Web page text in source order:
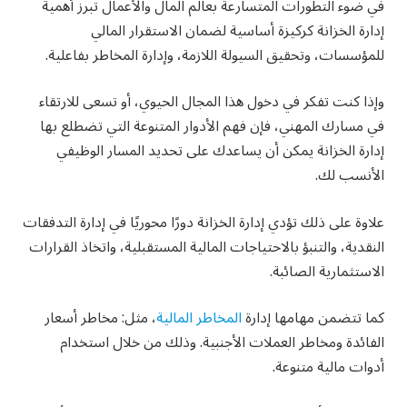
إدارة الخزانة كركيزة أساسية لضمان الاستقرار المالي
للمؤسسات، وتحقيق السيولة اللازمة، وإدارة المخاطر بفاعلية.
وإذا كنت تفكر في دخول هذا المجال الحيوي، أو تسعى للارتقاء
في مسارك المهني، فإن فهم الأدوار المتنوعة التي تضطلع بها
إدارة الخزانة يمكن أن يساعدك على تحديد المسار الوظيفي
الأنسب لك.
علاوة على ذلك تؤدي إدارة الخزانة دورًا محوريًا في إدارة التدفقات
النقدية، والتنبؤ بالاحتياجات المالية المستقبلية، واتخاذ القرارات
الاستثمارية الصائبة.
كما تتضمن مهامها إدارةالمخاطر المالية، مثل: مخاطر أسعار
الفائدة ومخاطر العملات الأجنبية. وذلك من خلال استخدام
أدوات مالية متنوعة.